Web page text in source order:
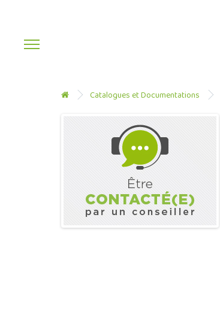
Catalogues et Documentations